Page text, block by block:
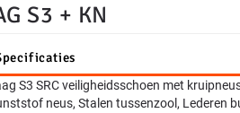
S3 + KN
S3 SRC veiligheidsschoen met
neus, Stalen tussenzool, Lederen